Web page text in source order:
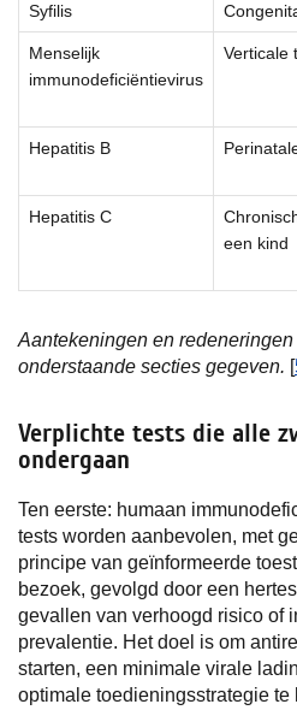
Syfilis
Menselijk
immunodeficiëntievirus
Verticale
Hepatitis B
Hepatitis C
een kind
Aantekeningen en
onderstaande secties gegeven. [
Verplichte tests die alle
ondergaan
Ten eerste: humaan
tests worden aanbevolen, met
principe van geïnformeerde
bezoek, gevolgd door een
gevallen van verhoogd risico of
prevalentie. Het doel is om
starten, een minimale virale
optimale toedieningsstrategie